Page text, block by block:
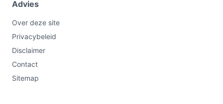
Advies
Over deze site
Privacybeleid
Disclaimer
Contact
Sitemap